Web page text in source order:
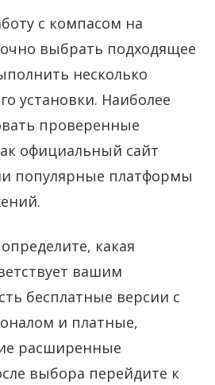
с компасом на
выбрать подходящее
несколько
установки. Наиболее
проверенные
официальный сайт
популярные платформы
какая
вашим
бесплатные версии с
и платные,
расширенные
выбора перейдите к